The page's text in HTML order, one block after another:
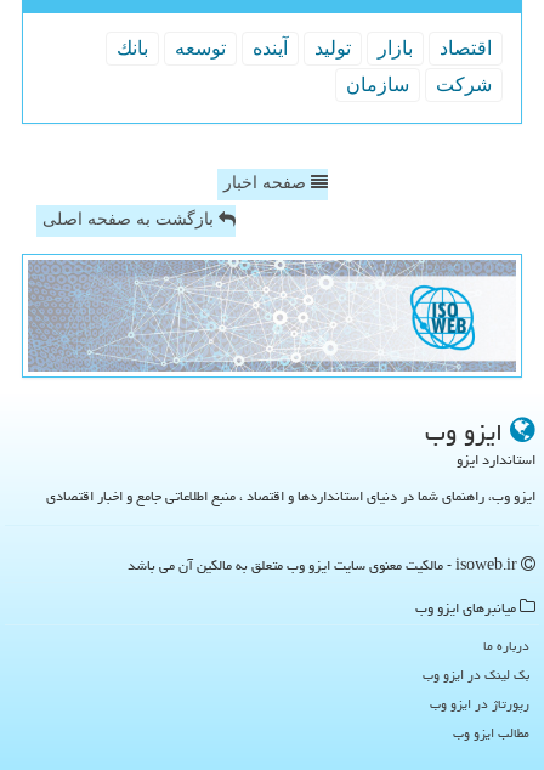
اقتصاد بازار تولید آینده توسعه
بانك
شركت
سازمان
صفحه اخبار
بازگشت به صفحه اصلی
ایزو وب
استاندارد ایزو
ایزو وب، راهنمای شما در دنیای استانداردها و اقتصاد ، منبع اطلاعاتی جامع و اخبار اقتصادی
میانبرهای ایزو وب
درباره ما
بک لینک در ایزو وب
رپورتاژ در ایزو وب
مطالب ایزو وب